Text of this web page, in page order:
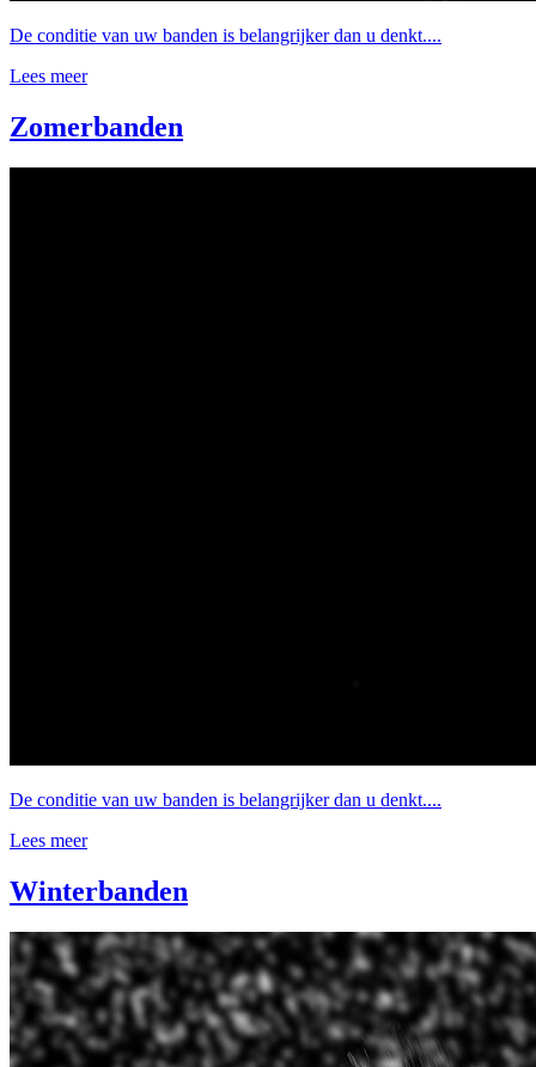
De conditie van uw banden is belangrijker dan u denkt....
Lees meer
Zomerbanden
De conditie van uw banden is belangrijker dan u denkt....
Lees meer
Winterbanden